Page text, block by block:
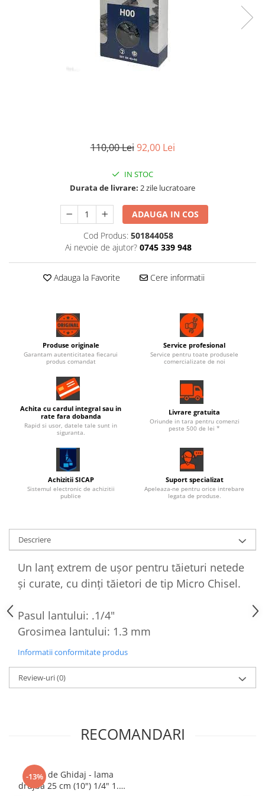
110,00 Lei 92,00 Lei
IN STOC
Durata de livrare: 2 zile lucratoare
ADAUGA IN COS
Cod Produs: 501844058
Ai nevoie de ajutor? 0745 339 948
Adauga la Favorite Cere informatii
Produse originale
Garantam autenticitatea fiecarui
produs comandat
Service profesional
Service pentru toate produsele
comercializate de noi
Achita cu cardul integral sau in
rate fara dobanda
Rapid si usor, datele tale sunt in
siguranta.
Livrare gratuita
Oriunde in tara pentru comenzi
peste 500 de lei *
Achizitii SICAP
Sistemul electronic de achizitii
publice
Suport specializat
Apeleaza-ne pentru orice intrebare
legata de produse.
Descriere
Un lanț extrem de ușor pentru tăieturi netede
și curate, cu dinți tăietori de tip Micro Chisel.
Pasul lantului: .1/4"
Grosimea lantului: 1.3 mm
Informatii conformitate produs
Review-uri(0)
RECOMANDARI
-13%
Sina de Ghidaj - lama
drujba 25 cm (10") 1/4" 1.3